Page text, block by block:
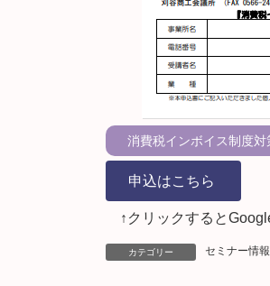
消費税インボイス制度対
申込はこちら
↑クリックすると
カテゴリー セミナー情報